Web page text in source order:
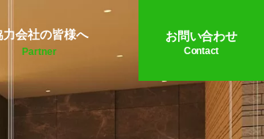
力会社の皆様へ
Partner
お問い合わせ
Contact